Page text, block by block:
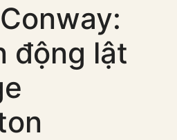
động lật